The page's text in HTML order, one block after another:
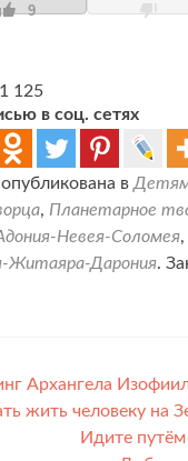
9
1 125
в соц. сетях
в
, Планетарное
Невея-Соломея,
Житаяра-Дарония.
Архангела
жить человеку на
Идите путём